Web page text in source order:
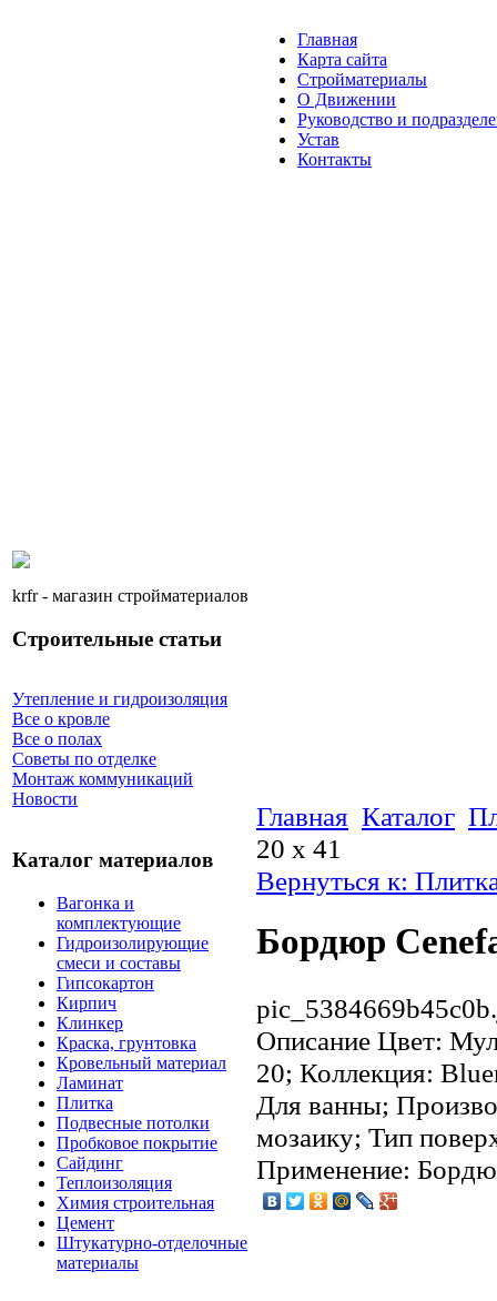
krfr - магазин стройматериалов
Строительные статьи
Утепление и гидроизоляция
Все о кровле
Все о полах
Советы по отделке
Монтаж коммуникаций
Новости
Каталог материалов
Вагонка и
комплектующие
Гидроизолирующие
смеси и составы
Гипсокартон
Кирпич
Клинкер
Краска, грунтовка
Кровельный материал
Ламинат
Плитка
Подвесные потолки
Пробковое покрытие
Сайдинг
Теплоизоляция
Химия строительная
Цемент
Штукатурно-отделочные
материалы
Главная
Карта сайта
Стройматериалы
О Движении
Руководство и
Устав
Контакты
Главная Каталог
20 x 41
Вернуться к:
Бордюр
Описание Цвет:
20; Коллекция:
Для ванны;
мозаику; Тип
Применение: